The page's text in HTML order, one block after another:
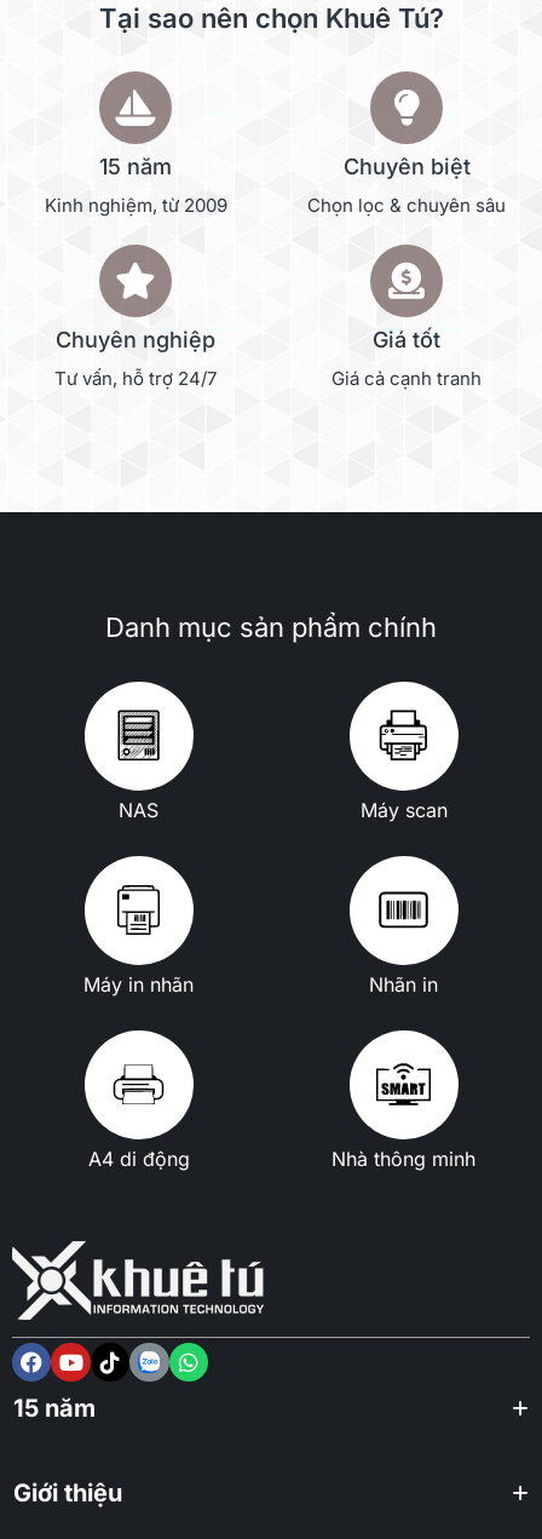
Tại sao nên chọn Khuê Tú?
15 năm
Kinh nghiệm, từ 2009
Chuyên biệt
Chọn lọc & chuyên sâu
Chuyên nghiệp
Tư vấn, hỗ trợ 24/7
Giá tốt
Giá cả cạnh tranh
Danh mục sản phẩm chính
NAS Máy scan
Máy in nhãn Nhãn in
A4 di động Nhà thông minh
15 năm
Giới thiệu